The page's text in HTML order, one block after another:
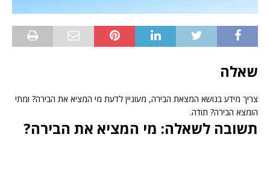
שאלה
צריך מידע בנושא המצאת הבירה, מעוניין לדעת מי המציא את הבירה? ומתי
הומצא הבירה? תודה.
תשובה לשאלה: מי המציא את הבירה?